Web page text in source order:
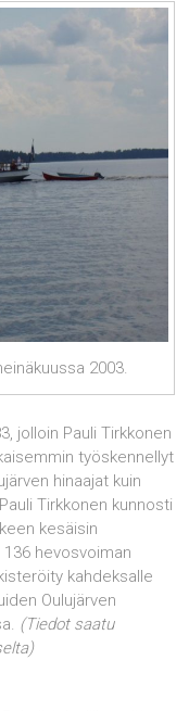
2003.
jolloin Pauli Tirkkonen
työskennellyt
hinaajat kuin
Tirkkonen kunnosti
kesäisin
136 hevosvoiman
kahdeksalle
Oulujärven
(Tiedot saatu